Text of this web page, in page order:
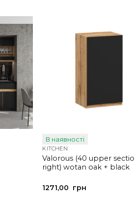
В наявності
KITCHEN
Valorous (40 upper
right) wotan oak + black
1271,00 грн